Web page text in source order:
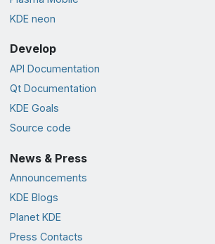
KDE neon
Develop
API Documentation
Qt Documentation
KDE Goals
Source code
News & Press
Announcements
KDE Blogs
Planet KDE
Press Contacts